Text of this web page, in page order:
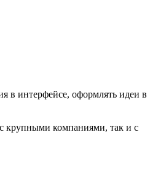
в интерфейсе, оформлять идеи в
крупными компаниями, так и с